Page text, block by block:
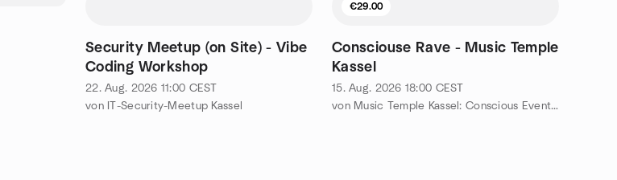
Security Meetup (on Site) - Vibe
Coding Workshop
22. Aug. 2026 11:00 CEST
von IT-Security-Meetup Kassel
€29.00
Consciouse Rave - Music Temple
Kassel
15. Aug. 2026 18:00 CEST
von Music Temple Kassel: Conscious Events for you